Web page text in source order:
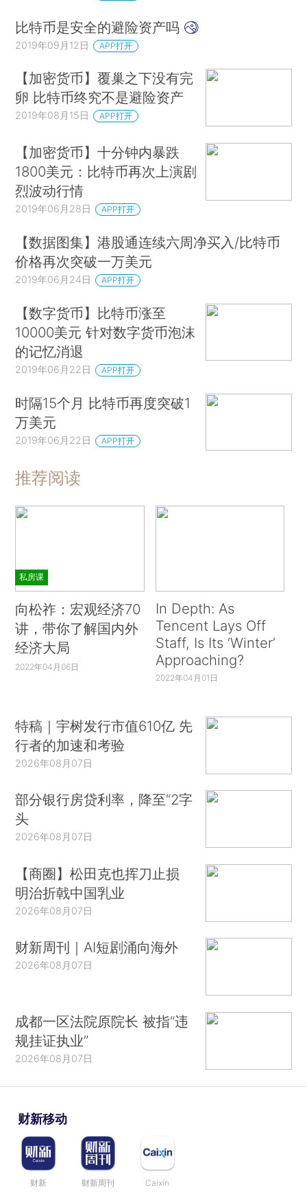
比特币是安全的避险资产吗
2019年09月12日 APP打开
【加密货币】覆巢之下没有完
卵 比特币终究不是避险资产
2019年08月15日 APP打开
【加密货币】十分钟内暴跌
1800美元：比特币再次上演剧
烈波动行情
2019年06月28日 APP打开
【数据图集】港股通连续六周净买入/比特币
价格再次突破一万美元
2019年06月24日 APP打开
【数字货币】比特币涨至
10000美元 针对数字货币泡沫
的记忆消退
2019年06月22日 APP打开
时隔15个月 比特币再度突破1
万美元
2019年06月22日 APP打开
推荐阅读
私房课
向松祚：宏观经济70
讲，带你了解国内外
经济大局
2022年04月06日
In Depth: As
Tencent Lays Off
Staff, Is Its ‘Winter’
Approaching?
2022年04月01日
特稿｜宇树发行市值610亿 先
行者的加速和考验
2026年08月07日
部分银行房贷利率，降至“2字
头
2026年08月07日
【商圈】松田克也挥刀止损
明治折戟中国乳业
2026年08月07日
财新周刊｜AI短剧涌向海外
2026年08月07日
成都一区法院原院长 被指“违
规挂证执业”
2026年08月07日
财新移动
财新 财新周刊 Caixin